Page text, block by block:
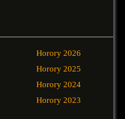
Horory 2026
Horory 2025
Horory 2024
Horory 2023